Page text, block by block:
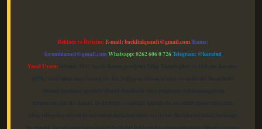
Reklam ve İletişim:E-mail:backlinkpaneli@gmail.comTeams:
forumhizmeti@gmail.comWhatsapp: 0262 606 0 726Telegram: @karabul
Yasal Uyarı: